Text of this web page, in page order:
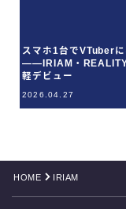
YouTube
スマホ1台でVTuberに
——IRIAM・REALITY
軽デビュー
2026.04.27
HOME IRIAM